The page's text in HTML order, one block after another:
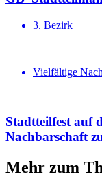
3. Bezirk
Vielfältige
Stadtteilfest auf
Nachbar­schaft
Mehr zum